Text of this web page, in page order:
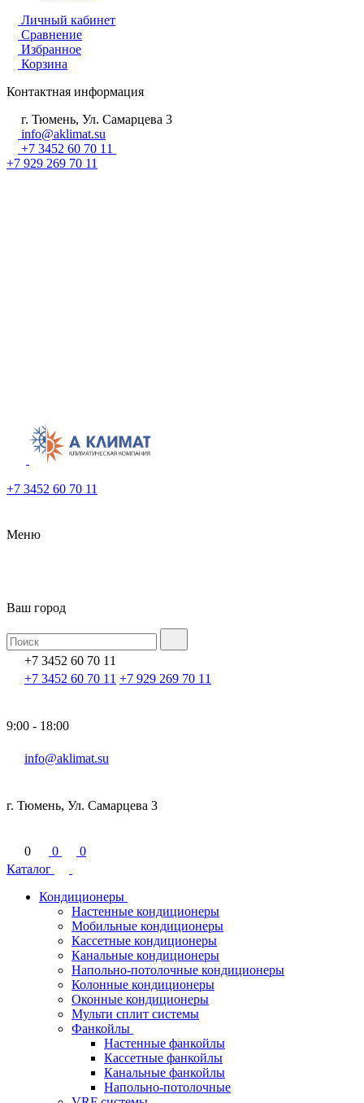
Личный кабинет
Сравнение
Избранное
Корзина
Контактная информация
г. Тюмень, Ул. Самарцева 3
info@aklimat.su
+7 3452 60 70 11
+7 929 269 70 11
+7 3452 60 70 11
Меню
Ваш город
+7 3452 60 70 11
+7 3452 60 70 11 +7 929 269 70 11
9:00 - 18:00
info@aklimat.su
г. Тюмень, Ул. Самарцева 3
0 0
0
Каталог
Кондиционеры
Настенные кондиционеры
Мобильные кондиционеры
Кассетные кондиционеры
Канальные кондиционеры
Напольно-потолочные кондиционеры
Колонные кондиционеры
Оконные кондиционеры
Мульти сплит системы
Фанкойлы
Настенные фанкойлы
Кассетные фанкойлы
Канальные фанкойлы
Напольно-потолочные